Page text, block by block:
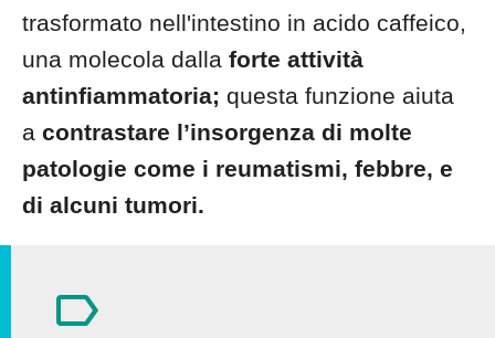
trasformato nell'intestino in acido caffeico,
una molecola dalla forte attività
antinfiammatoria; questa funzione aiuta
a contrastare l’insorgenza di molte
patologie come i reumatismi, febbre, e
di alcuni tumori.